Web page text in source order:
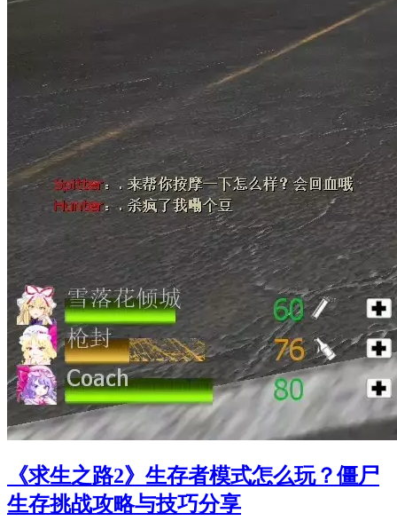
《求生之路2》生存者模式怎么玩？僵尸
生存挑战攻略与技巧分享